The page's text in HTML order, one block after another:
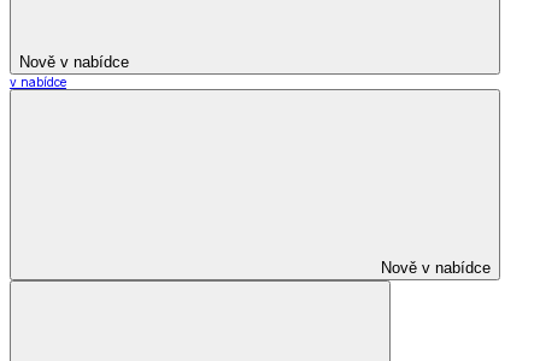
Nově v nabídce
v nabídce
Nově v nabídce